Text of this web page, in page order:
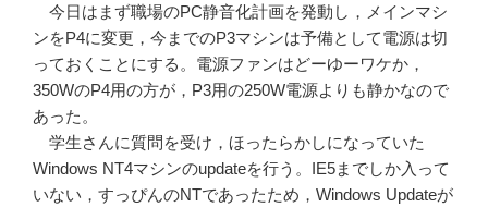
今日はまず職場のPC静音化計画を発動し，メインマシ
ンをP4に変更，今までのP3マシンは予備として電源は切
っておくことにする。電源ファンはどーゆーワケか，
350WのP4用の方が，P3用の250W電源よりも静かなので
あった。
学生さんに質問を受け，ほったらかしになっていた
Windows NT4マシンのupdateを行う。IE5までしか入って
いない，すっぴんのNTであったため，Windows Updateが